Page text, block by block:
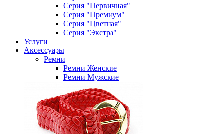
Серия "Первичная"
Серия "Премиум"
Серия "Цветная"
Серия "Экстра"
Услуги
Аксессуары
Ремни
Ремни Женские
Ремни Мужские